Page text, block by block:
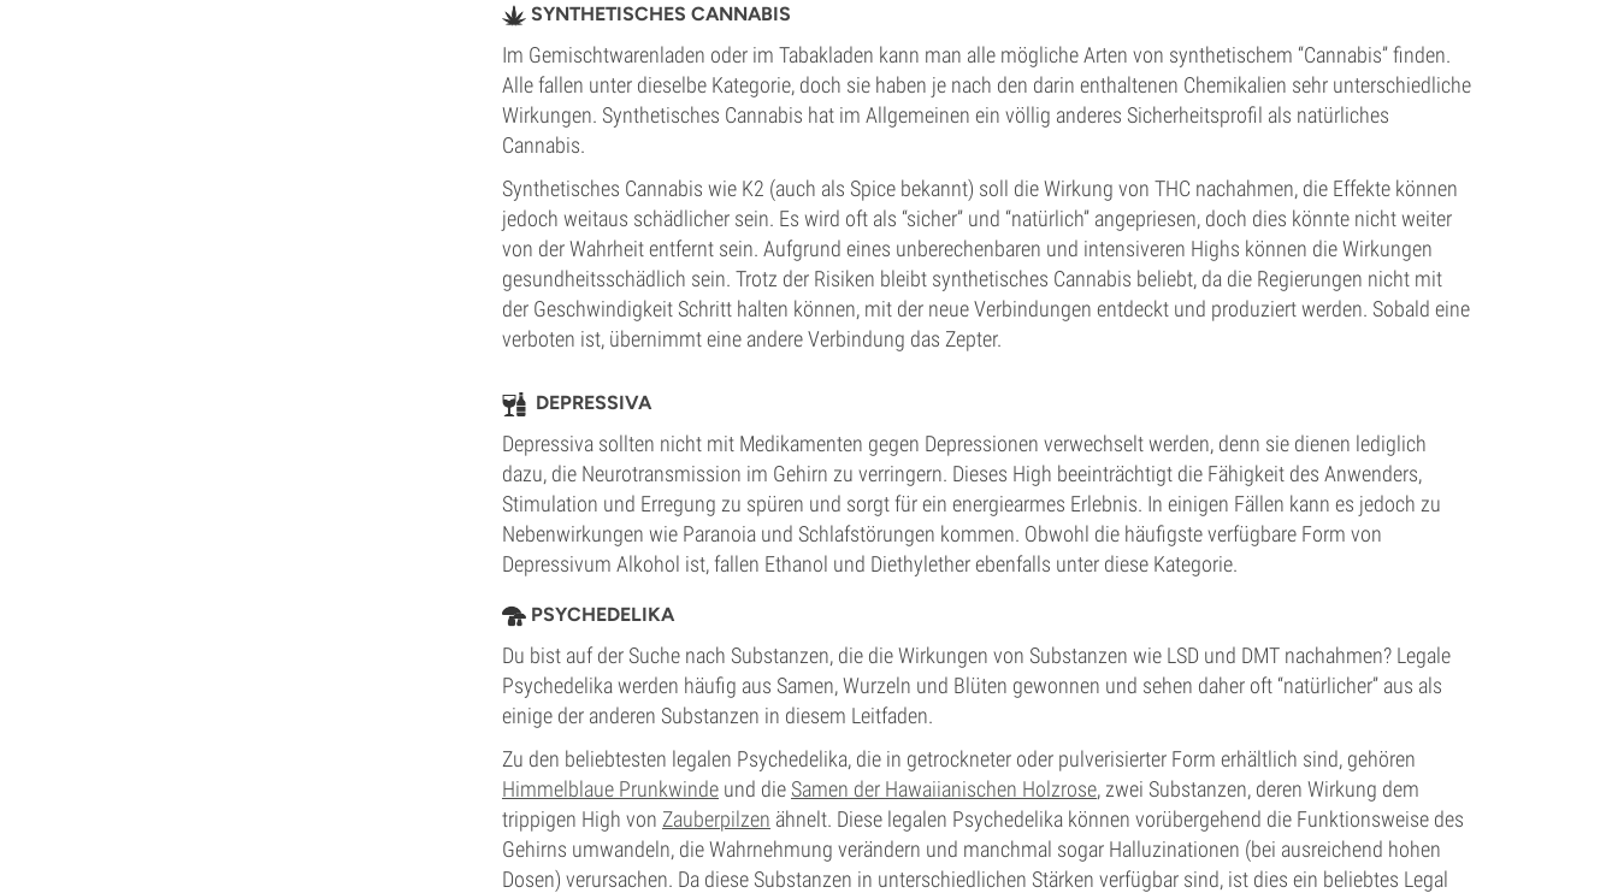
SYNTHETISCHES CANNABIS
Im Gemischtwarenladen oder im Tabakladen kann man alle mögliche Arten von synthetischem “Cannabis” finden.
Alle fallen unter dieselbe Kategorie, doch sie haben je nach den darin enthaltenen Chemikalien sehr unterschiedliche
Wirkungen. Synthetisches Cannabis hat im Allgemeinen ein völlig anderes Sicherheitsprofil als natürliches
Cannabis.
Synthetisches Cannabis wie K2 (auch als Spice bekannt) soll die Wirkung von THC nachahmen, die Effekte können
jedoch weitaus schädlicher sein. Es wird oft als “sicher” und “natürlich” angepriesen, doch dies könnte nicht weiter
von der Wahrheit entfernt sein. Aufgrund eines unberechenbaren und intensiveren Highs können die Wirkungen
gesundheitsschädlich sein. Trotz der Risiken bleibt synthetisches Cannabis beliebt, da die Regierungen nicht mit
der Geschwindigkeit Schritt halten können, mit der neue Verbindungen entdeckt und produziert werden. Sobald eine
verboten ist, übernimmt eine andere Verbindung das Zepter.
DEPRESSIVA
Depressiva sollten nicht mit Medikamenten gegen Depressionen verwechselt werden, denn sie dienen lediglich
dazu, die Neurotransmission im Gehirn zu verringern. Dieses High beeinträchtigt die Fähigkeit des Anwenders,
Stimulation und Erregung zu spüren und sorgt für ein energiearmes Erlebnis. In einigen Fällen kann es jedoch zu
Nebenwirkungen wie Paranoia und Schlafstörungen kommen. Obwohl die häufigste verfügbare Form von
Depressivum Alkohol ist, fallen Ethanol und Diethylether ebenfalls unter diese Kategorie.
PSYCHEDELIKA
Du bist auf der Suche nach Substanzen, die die Wirkungen von Substanzen wie LSD und DMT nachahmen? Legale
Psychedelika werden häufig aus Samen, Wurzeln und Blüten gewonnen und sehen daher oft “natürlicher” aus als
einige der anderen Substanzen in diesem Leitfaden.
Zu den beliebtesten legalen Psychedelika, die in getrockneter oder pulverisierter Form erhältlich sind, gehören
Himmelblaue Prunkwinde und die Samen der Hawaiianischen Holzrose, zwei Substanzen, deren Wirkung dem
trippigen High von Zauberpilzen ähnelt. Diese legalen Psychedelika können vorübergehend die Funktionsweise des
Gehirns umwandeln, die Wahrnehmung verändern und manchmal sogar Halluzinationen (bei ausreichend hohen
Dosen) verursachen. Da diese Substanzen in unterschiedlichen Stärken verfügbar sind, ist dies ein beliebtes Legal